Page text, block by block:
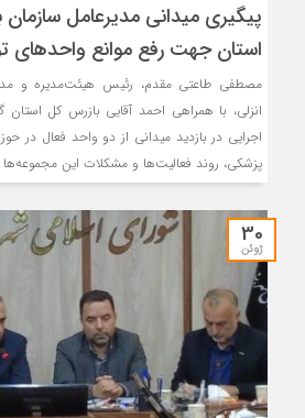
پیگیری میدانی مدیرعامل
استان جهت رفع موانع واحدهای
مصطفی طاعتی مقدم، رئیس هیئت‌مدیره و
انزلی، با همراهی احمد آقایی بازرس کل
اجرایی در بازدید میدانی از دو واحد فعال در
پزشکی، روند فعالیت‌ها و مشکلات این مجموعه‌ها
30
ژوئن